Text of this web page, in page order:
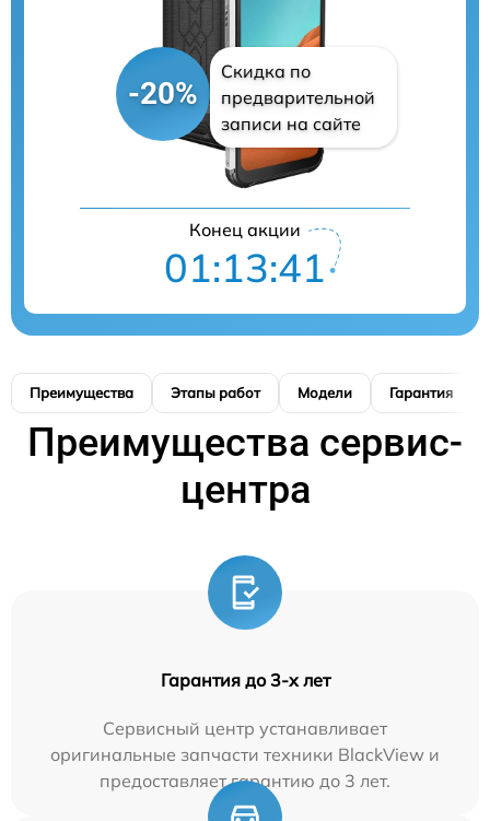
-20%
Скидка по
предварительной
записи на сайте
Конец акции
01:13:40
Преимущества Этапы работ Модели Гарантия
Преимущества сервис-
центра
Гарантия до 3-х лет
Сервисный центр устанавливает
оригинальные запчасти техники BlackView и
предоставляет гарантию до 3 лет.